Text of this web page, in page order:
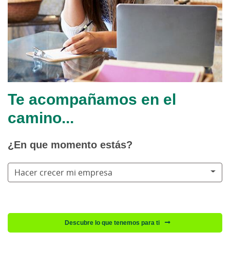
Te acompañamos en el
camino...
¿En que momento estás?
Hacer crecer mi empresa
Descubre lo que tenemos para ti